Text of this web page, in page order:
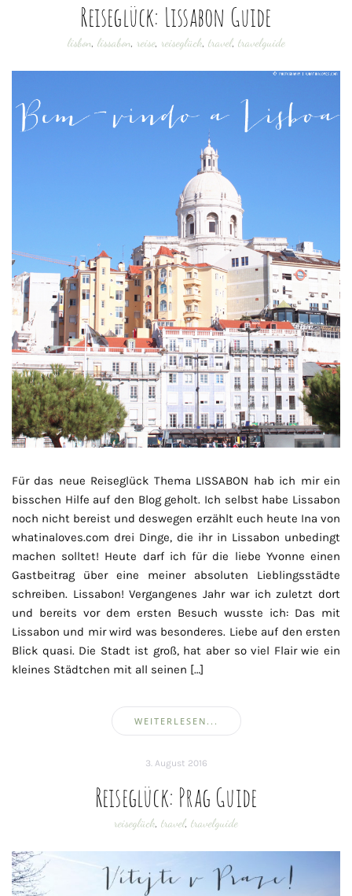
Reiseglück: Lissabon Guide
lisbon, lissabon, reise, reiseglück, travel, travelguide
Für das neue Reiseglück Thema LISSABON hab ich mir ein
bisschen Hilfe auf den Blog geholt. Ich selbst habe Lissabon
noch nicht bereist und deswegen erzählt euch heute Ina von
whatinaloves.com drei Dinge, die ihr in Lissabon unbedingt
machen solltet! Heute darf ich für die liebe Yvonne einen
Gastbeitrag über eine meiner absoluten Lieblingsstädte
schreiben. Lissabon! Vergangenes Jahr war ich zuletzt dort
und bereits vor dem ersten Besuch wusste ich: Das mit
Lissabon und mir wird was besonderes. Liebe auf den ersten
Blick quasi. Die Stadt ist groß, hat aber so viel Flair wie ein
kleines Städtchen mit all seinen […]
WEITERLESEN...
3. August 2016
Reiseglück: Prag Guide
reiseglück, travel, travelguide